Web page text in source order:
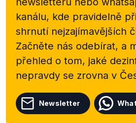
kanálu, kde pravidelně
shrnutí nejzajímavějších
Začněte nás odebírat, a
přehled o tom, jaké
nepravdy se zrovna v
Newsletter